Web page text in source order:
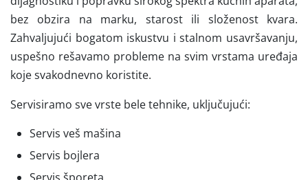
bez obzira na marku, starost ili složenost kvara.
Zahvaljujući bogatom iskustvu i stalnom usavršavanju,
uspešno rešavamo probleme na svim vrstama uređaja
koje svakodnevno koristite.
Servisiramo sve vrste bele tehnike, uključujući:
Servis veš mašina
Servis bojlera